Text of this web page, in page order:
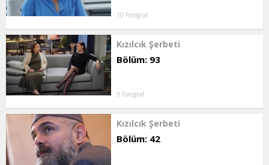
10 Fotoğraf
Kızılcık Şerbeti
Bölüm: 93
9 Fotoğraf
Kızılcık Şerbeti
Bölüm: 42